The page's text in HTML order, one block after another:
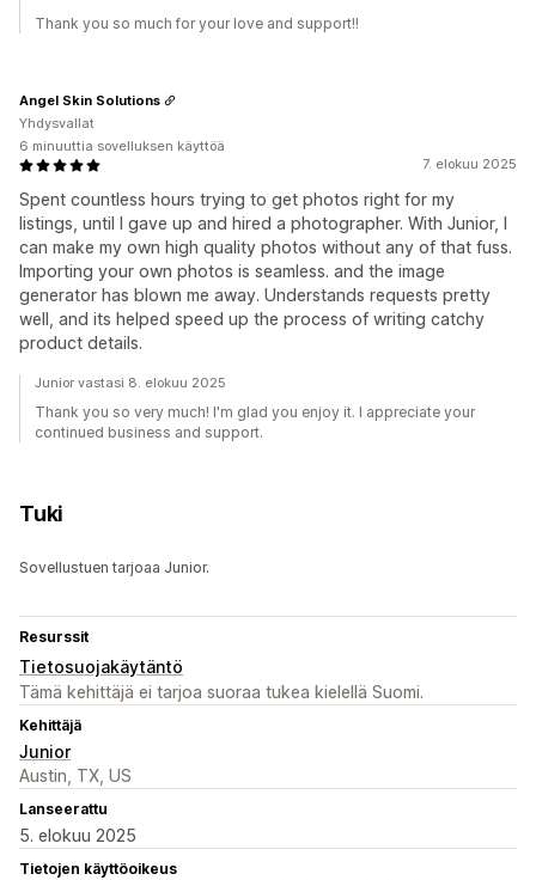
Thank you so much for your love and support!!
7. elokuu 2025
Spent countless hours trying to get photos right for my
listings, until I gave up and hired a photographer. With Junior, I
can make my own high quality photos without any of that fuss.
Importing your own photos is seamless. and the image
generator has blown me away. Understands requests pretty
well, and its helped speed up the process of writing catchy
product details.
Angel Skin Solutions
Yhdysvallat
6 minuuttia sovelluksen käyttöä
Junior vastasi 8. elokuu 2025
Thank you so very much! I'm glad you enjoy it. I appreciate your
continued business and support.
Tuki
Sovellustuen tarjoaa Junior.
Resurssit
Tietosuojakäytäntö
Tämä kehittäjä ei tarjoa suoraa tukea kielellä Suomi.
Kehittäjä
Junior
Austin, TX, US
Lanseerattu
5. elokuu 2025
Tietojen käyttöoikeus